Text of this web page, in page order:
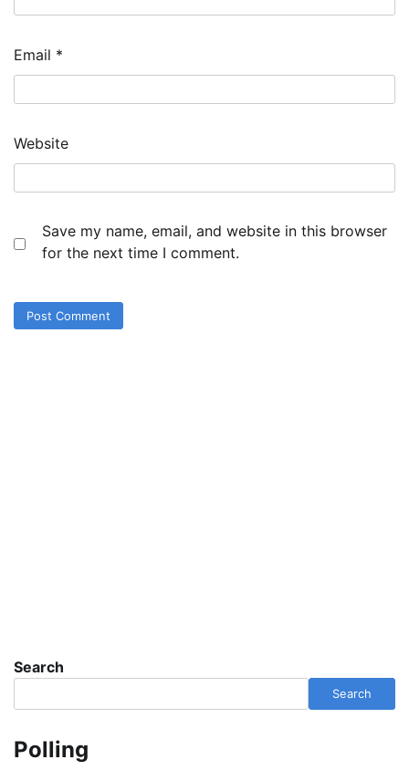
Email *
Website
Save my name, email, and website in this browser
for the next time I comment.
Search
Search
Polling